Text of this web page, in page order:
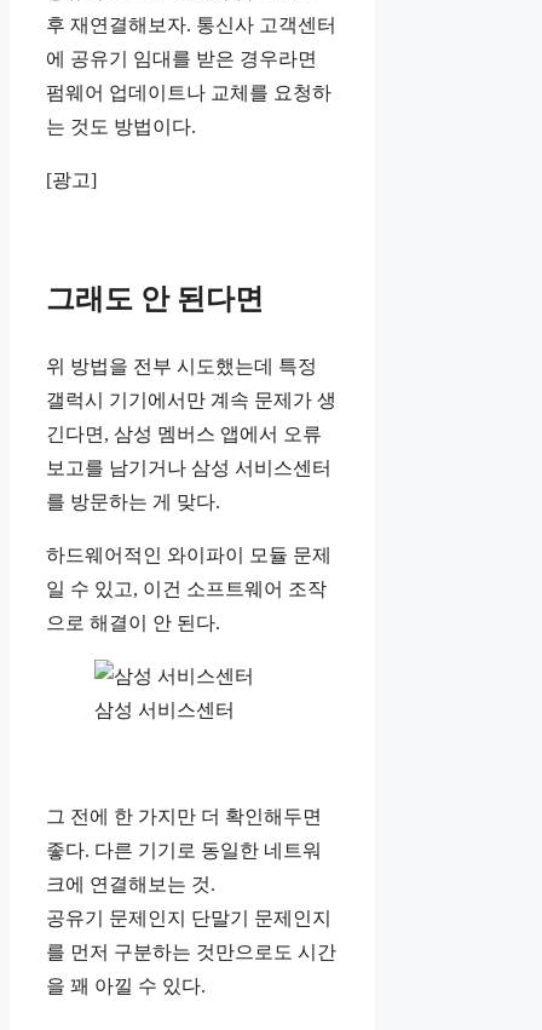
후 재연결해보자. 통신사 고객센터
에 공유기 임대를 받은 경우라면
펌웨어 업데이트나 교체를 요청하
는 것도 방법이다.
[광고]
그래도 안 된다면
위 방법을 전부 시도했는데 특정
갤럭시 기기에서만 계속 문제가 생
긴다면, 삼성 멤버스 앱에서 오류
보고를 남기거나 삼성 서비스센터
를 방문하는 게 맞다.
하드웨어적인 와이파이 모듈 문제
일 수 있고, 이건 소프트웨어 조작
으로 해결이 안 된다.
삼성 서비스센터
그 전에 한 가지만 더 확인해두면
좋다. 다른 기기로 동일한 네트워
크에 연결해보는 것.
공유기 문제인지 단말기 문제인지
를 먼저 구분하는 것만으로도 시간
을 꽤 아낄 수 있다.